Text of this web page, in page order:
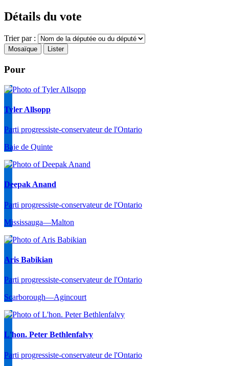
Détails du vote
Trier par :
Mosaïque Lister
Pour
Tyler Allsopp
Parti progressiste-conservateur de l'Ontario
Baie de Quinte
Deepak Anand
Parti progressiste-conservateur de l'Ontario
Mississauga—Malton
Aris Babikian
Parti progressiste-conservateur de l'Ontario
Scarborough—Agincourt
L'hon. Peter Bethlenfalvy
Parti progressiste-conservateur de l'Ontario